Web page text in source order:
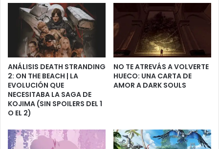
ANÁLISIS DEATH STRANDING
2: ON THE BEACH | LA
EVOLUCIÓN QUE
NECESITABA LA SAGA DE
KOJIMA (SIN SPOILERS DEL 1
O EL 2)
NO TE ATREVÁS A VOLVERTE
HUECO: UNA CARTA DE
AMOR A DARK SOULS